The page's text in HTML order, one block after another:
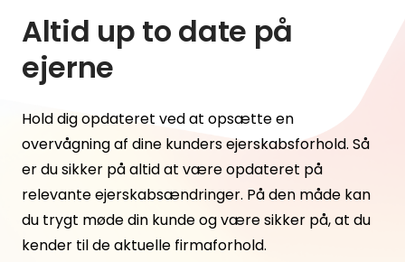
Altid up to date på
ejerne
Hold dig opdateret ved at opsætte en
overvågning af dine kunders ejerskabsforhold. Så
er du sikker på altid at være opdateret på
relevante ejerskabsændringer. På den måde kan
du trygt møde din kunde og være sikker på, at du
kender til de aktuelle firmaforhold.